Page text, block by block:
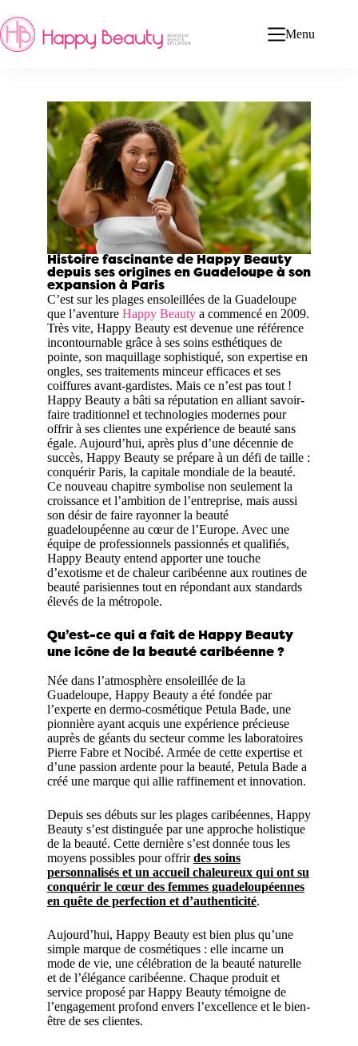
Menu
Histoire fascinante de Happy Beauty
depuis ses origines en Guadeloupe à son
expansion à Paris
C’est sur les plages ensoleillées de la Guadeloupe
que l’aventure Happy Beautya commencé en 2009.
Très vite, Happy Beauty est devenue une référence
incontournable grâce à ses soins esthétiques de
pointe, son maquillage sophistiqué, son expertise en
ongles, ses traitements minceur efficaces et ses
coiffures avant-gardistes. Mais ce n’est pas tout !
Happy Beauty a bâti sa réputation en alliant savoir-
faire traditionnel et technologies modernes pour
offrir à ses clientes une expérience de beauté sans
égale. Aujourd’hui, après plus d’une décennie de
succès, Happy Beauty se prépare à un défi de taille :
conquérir Paris, la capitale mondiale de la beauté.
Ce nouveau chapitre symbolise non seulement la
croissance et l’ambition de l’entreprise, mais aussi
son désir de faire rayonner la beauté
guadeloupéenne au cœur de l’Europe. Avec une
équipe de professionnels passionnés et qualifiés,
Happy Beauty entend apporter une touche
d’exotisme et de chaleur caribéenne aux routines de
beauté parisiennes tout en répondant aux standards
élevés de la métropole.
Qu’est-ce qui a fait de Happy Beauty
une icône de la beauté caribéenne ?
Née dans l’atmosphère ensoleillée de la
Guadeloupe, Happy Beauty a été fondée par
l’experte en dermo-cosmétique Petula Bade, une
pionnière ayant acquis une expérience précieuse
auprès de géants du secteur comme les laboratoires
Pierre Fabre et Nocibé. Armée de cette expertise et
d’une passion ardente pour la beauté, Petula Bade a
créé une marque qui allie raffinement et innovation.
Depuis ses débuts sur les plages caribéennes, Happy
Beauty s’est distinguée par une approche holistique
de la beauté. Cette dernière s’est donnée tous les
moyens possibles pour offrirdes soins
personnalisés et un accueil chaleureux qui ont su
conquérir le cœur des femmes guadeloupéennes
en quête de perfection et d’authenticité.
Aujourd’hui, Happy Beauty est bien plus qu’une
simple marque de cosmétiques : elle incarne un
mode de vie, une célébration de la beauté naturelle
et de l’élégance caribéenne. Chaque produit et
service proposé par Happy Beauty témoigne de
l’engagement profond envers l’excellence et le bien-
être de ses clientes.